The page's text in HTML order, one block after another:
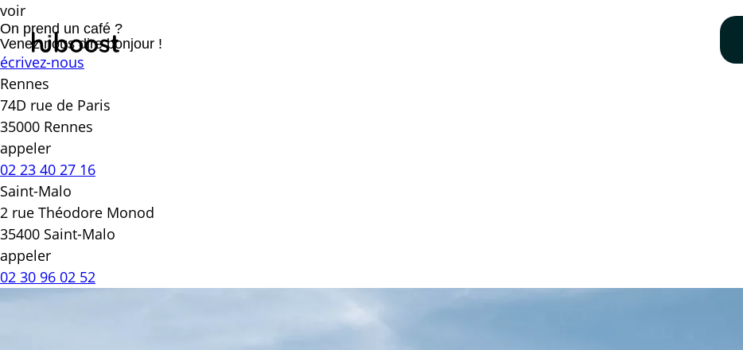
voir
On prend un café ?
Venez nous dire bonjour !
écrivez-nous
Rennes
74D rue de Paris
35000 Rennes
appeler
02 23 40 27 16
Saint-Malo
2 rue Théodore Monod
35400 Saint-Malo
appeler
02 30 96 02 52